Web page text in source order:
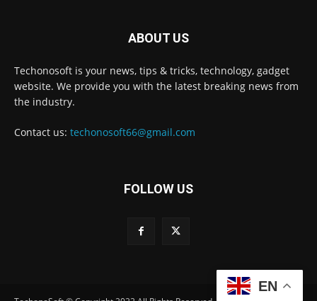
ABOUT US
Techonosoft is your news, tips & tricks, technology, gadget
website. We provide you with the latest breaking news from
the industry.
Contact us: techonosoft66@gmail.com
FOLLOW US
EN